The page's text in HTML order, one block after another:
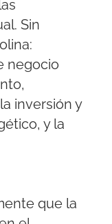
Sin
negocio
inversión y
y la
que la